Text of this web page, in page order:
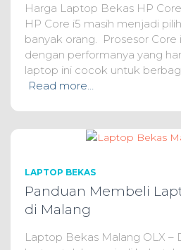
Harga Laptop Bekas HP
HP Core i5 masih menjadi
banyak orang. Prosesor Core
dengan performanya yang
laptop ini cocok untuk
Read more…
LAPTOP BEKAS
Panduan Membeli
di Malang
Laptop Bekas Malang OLX –